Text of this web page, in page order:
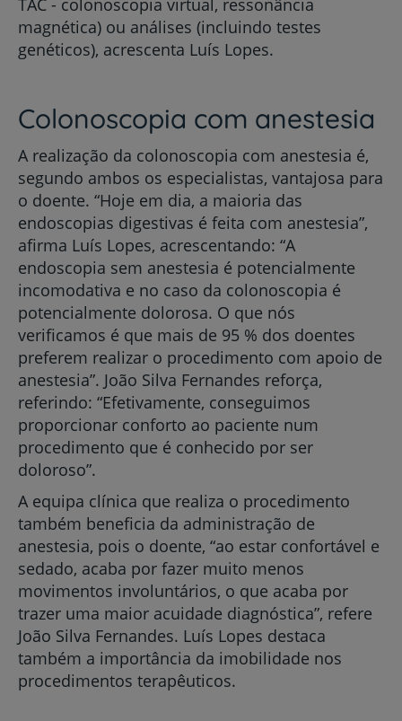
TAC - colonoscopia virtual, ressonância
magnética) ou análises (incluindo testes
genéticos), acrescenta Luís Lopes.
Colonoscopia com anestesia
A realização da colonoscopia com anestesia é,
segundo ambos os especialistas, vantajosa para
o doente. “Hoje em dia, a maioria das
endoscopias digestivas é feita com anestesia”,
afirma Luís Lopes, acrescentando: “A
endoscopia sem anestesia é potencialmente
incomodativa e no caso da colonoscopia é
potencialmente dolorosa. O que nós
verificamos é que mais de 95 % dos doentes
preferem realizar o procedimento com apoio de
anestesia”. João Silva Fernandes reforça,
referindo: “Efetivamente, conseguimos
proporcionar conforto ao paciente num
procedimento que é conhecido por ser
doloroso”.
A equipa clínica que realiza o procedimento
também beneficia da administração de
anestesia, pois o doente, “ao estar confortável e
sedado, acaba por fazer muito menos
movimentos involuntários, o que acaba por
trazer uma maior acuidade diagnóstica”, refere
João Silva Fernandes. Luís Lopes destaca
também a importância da imobilidade nos
procedimentos terapêuticos.